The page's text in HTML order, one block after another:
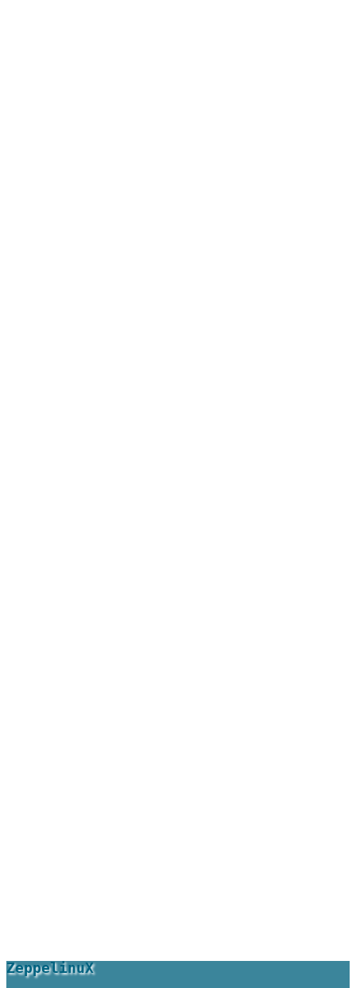
ZeppelinuX